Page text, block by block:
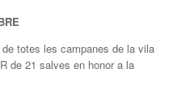
totes les campanes de la vila
de 21 salves en honor a la